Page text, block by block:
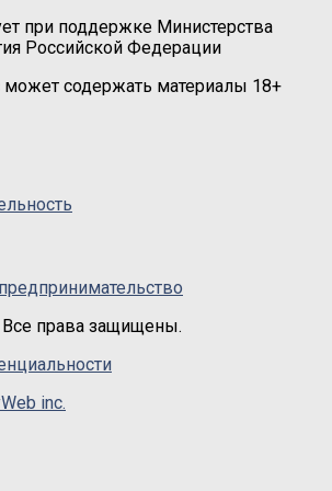
при поддержке Министерства
Российской Федерации
может содержать материалы 18+
права защищены.
inc.